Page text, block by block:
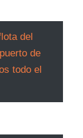
del
de
todo el